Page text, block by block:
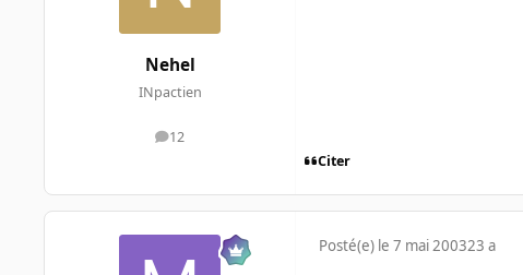
Nehel
INpactien
12
messages
Citer
Posté(e) le 7 mai 200323 a